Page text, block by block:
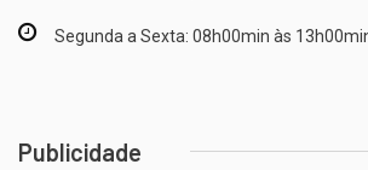
Segunda a Sexta: 08h00min às
Publicidade